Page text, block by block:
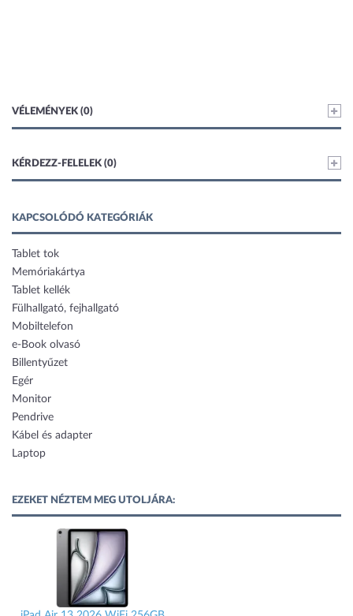
VÉLEMÉNYEK (0)
KÉRDEZZ-FELELEK (0)
KAPCSOLÓDÓ KATEGÓRIÁK
Tablet tok
Memóriakártya
Tablet kellék
Fülhallgató, fejhallgató
Mobiltelefon
e-Book olvasó
Billentyűzet
Egér
Monitor
Pendrive
Kábel és adapter
Laptop
EZEKET NÉZTEM MEG UTOLJÁRA: